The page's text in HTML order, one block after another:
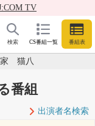
TV
CS番組一覧 番組表
検索
家 猫八
番組
出演者名検索